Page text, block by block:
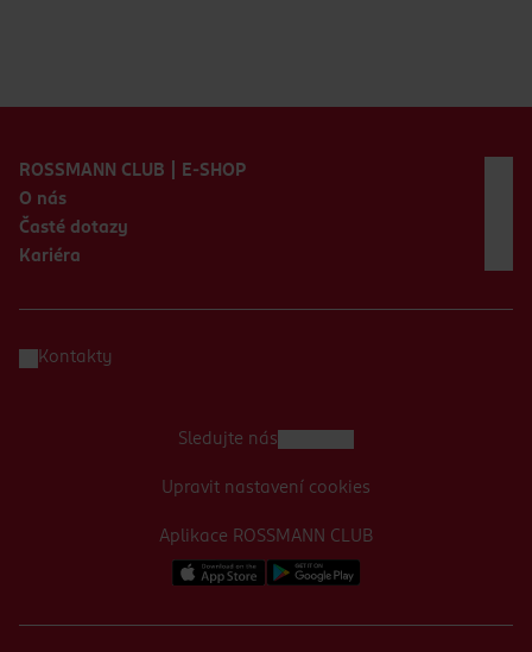
ROSSMANN CLUB | E-SHOP
O nás
Časté dotazy
Kariéra
Kontakty
Aplikace ROSSMANN CLUB
Sledujte nás
Upravit nastavení cookies